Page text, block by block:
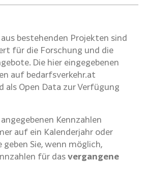
bestehenden Projekten sind
für die Forschung und die
Die hier eingegebenen
auf bedarfsverkehr.at
Open Data zur Verfügung
Kennzahlen
auf ein Kalenderjahr oder
Sie, wenn möglich,
für das vergangene